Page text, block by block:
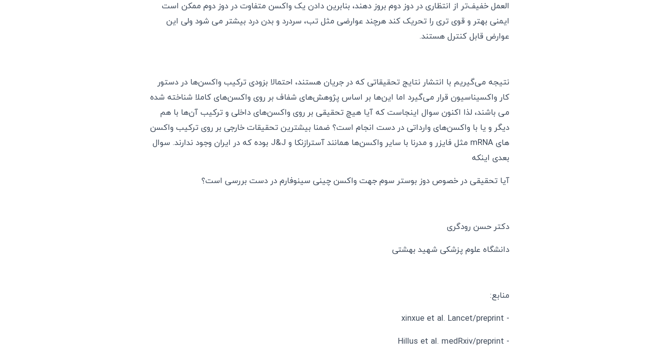
العمل خفیف‌تر از انتظاری در دوز دوم بروز دهند، بنابرین دادن یک واکسن متفاوت در دوز دوم ممکن است
ایمنی بهتر و قوی تری را تحریک ‌کند هرچند عوارضی مثل تب، سردرد و بدن درد بیشتر می شود ولی این
عوارض قابل کنترل هستند.
نتیجه می‌گیریم با انتشار نتایج تحقیقاتی که در جریان هستند، احتمالا بزودی ترکیب واکسن‌ها در دستور
کار واکسیناسیون قرار می‌گیرد اما این‌ها بر اساس پژوهش‌های شفاف بر روی واکسن‌های کاملا شناخته شده
می باشند، لذا اکنون سوال اینجاست که آیا هیچ تحقیقی بر روی واکسن‌های داخلی و ترکیب آن‌ها با هم
دیگر و یا با واکسن‌های وارداتی در دست انجام است؟ ضمنا بیشترین تحقیقات خارجی بر روی ترکیب واکسن
های mRNA مثل فایزر و مدرنا با سایر واکسن‌ها همانند آسترازنکا و J&J بوده که در ایران وجود ندارند. سوال
بعدی اینکه
آيا تحقيقى در خصوص دوز بوستر سوم جهت واكسن چينى سينوفارم در دست بررسى است؟
دکتر حسن رودگری
دانشگاه علوم پزشکی شهید بهشتی
منابع:
- xinxue et al. Lancet/preprint
- Hillus et al. medRxiv/preprint